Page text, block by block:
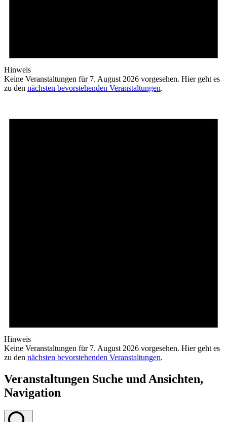
Hinweis
Keine Veranstaltungen für 7. August 2026 vorgesehen. Hier geht es
zu den nächsten bevorstehenden Veranstaltungen.
Hinweis
Keine Veranstaltungen für 7. August 2026 vorgesehen. Hier geht es
zu den nächsten bevorstehenden Veranstaltungen.
Veranstaltungen Suche und Ansichten,
Navigation